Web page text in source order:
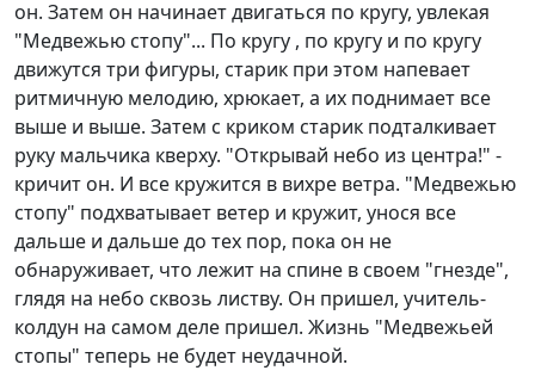
он. Затем он начинает двигаться по кругу, увлекая
"Медвежью стопу"... По кругу , по кругу и по кругу
движутся три фигуры, старик при этом напевает
ритмичную мелодию, хрюкает, а их поднимает все
выше и выше. Затем с криком старик подталкивает
руку мальчика кверху. "Открывай небо из центра!" -
кричит он. И все кружится в вихре ветра. "Медвежью
стопу" подхватывает ветер и кружит, унося все
дальше и дальше до тех пор, пока он не
обнаруживает, что лежит на спине в своем "гнезде",
глядя на небо сквозь листву. Он пришел, учитель-
колдун на самом деле пришел. Жизнь "Медвежьей
стопы" теперь не будет неудачной.